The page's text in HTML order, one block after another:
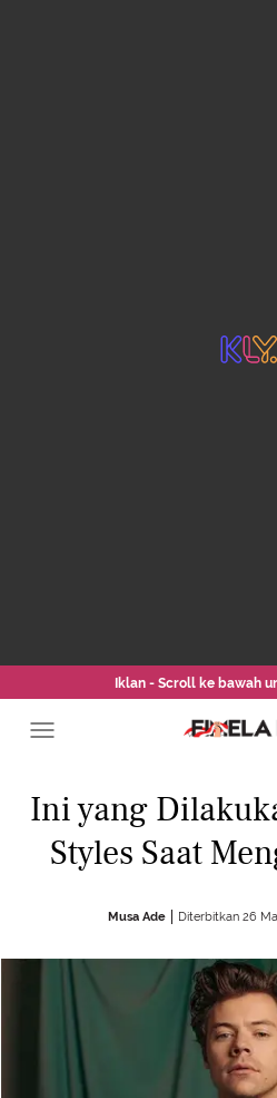
Iklan - Scroll ke bawah
Ini yang
Styles Saat
Musa Ade Diterbitkan 26